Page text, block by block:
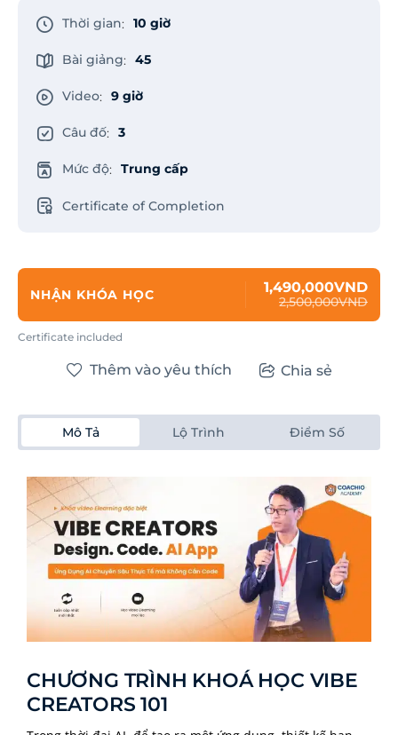
Thời gian: 10 giờ
Bài giảng: 45
Video: 9 giờ
Câu đố: 3
Mức độ: Trung cấp
Certificate of Completion
Mô Tả Lộ Trình Điểm Số
CHƯƠNG TRÌNH KHOÁ HỌC VIBE
CREATORS 101
NHẬN KHÓA HỌC 1,490,000VND
2,500,000VND
Certificate included
Thêm vào yêu thích Chia sẻ